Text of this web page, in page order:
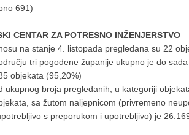
691)
CENTAR ZA POTRESNO INŽENJERSTVO
na stanje 4. listopada pregledana su 22
tri pogođene županije ukupno je do
objekata (95,20%)
ukupnog broja pregledanih, u kategoriji
sa žutom naljepnicom (privremeno
s preporukom i upotrebljivo) je